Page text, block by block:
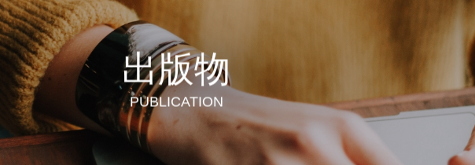
出版物
PUBLICATION